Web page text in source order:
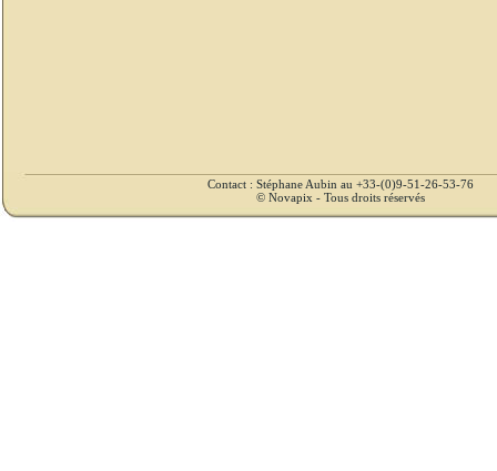
Contact : Stéphane Aubin au +33-(0)9-51-26-53-76
© Novapix - Tous droits réservés